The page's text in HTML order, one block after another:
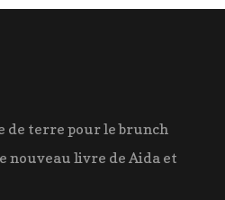
de terre pour le brunch
nouveau livre de Aida et